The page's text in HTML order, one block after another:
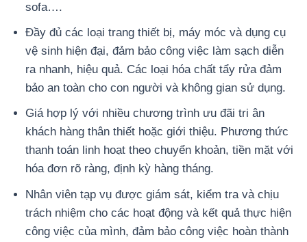
sofa….
Đầy đủ các loại trang thiết bị, máy móc và dụng cụ
vệ sinh hiện đại, đảm bảo công việc làm sạch diễn
ra nhanh, hiệu quả. Các loại hóa chất tẩy rửa đảm
bảo an toàn cho con người và không gian sử dụng.
Giá hợp lý với nhiều chương trình ưu đãi tri ân
khách hàng thân thiết hoặc giới thiệu. Phương thức
thanh toán linh hoạt theo chuyển khoản, tiền mặt với
hóa đơn rõ ràng, định kỳ hàng tháng.
Nhân viên tạp vụ được giám sát, kiểm tra và chịu
trách nhiệm cho các hoạt động và kết quả thực hiện
công việc của mình, đảm bảo công việc hoàn thành